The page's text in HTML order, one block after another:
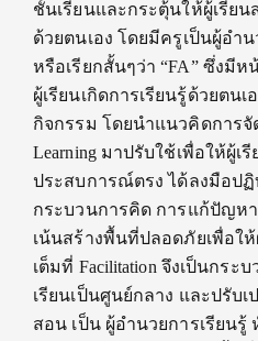
ชั้นเรียนและกระตุ้นให้ผู้เรีย
ด้วยตนเอง โดยมีครูเป็นผู้อำน
หรือเรียกสั้นๆว่า “FA” ซึ่งมี
ผู้เรียนเกิดการเรียนรู้ด้วยตน
กิจกรรม โดยนำแนวคิดการจั
Learning มาปรับใช้เพื่อให้ผู้เ
ประสบการณ์ตรง ได้ลงมือปฏิ
กระบวนการคิด การแก้ปัญห
เน้นสร้างพื้นที่ปลอดภัยเพื่อให้
เต็มที่ Facilitation จึงเป็นกระ
เรียนเป็นศูนย์กลาง และปรับ
สอน เป็น ผู้อำนวยการเรียน